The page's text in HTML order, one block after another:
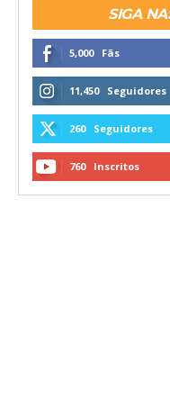
SIGA
5,000 Fãs
11,450 Seguidores
260 Seguidores
760 Inscritos